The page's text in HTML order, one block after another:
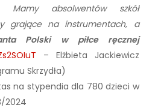
absolwentów szkół
grające na instrumentach, a
Polski w piłce ręcznej
– Elżbieta Jackiewicz
Skrzydła)
na stypendia dla 780 dzieci w
2024